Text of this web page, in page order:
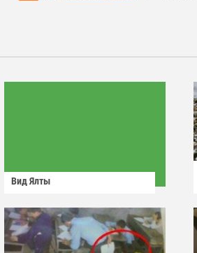
Вид Ялты